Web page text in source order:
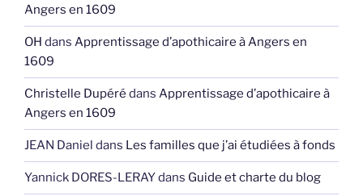
Angers en 1609
OH dans Apprentissage d’apothicaire à Angers en
1609
Christelle Dupéré dans Apprentissage d’apothicaire à
Angers en 1609
JEAN Daniel dans Les familles que j’ai étudiées à fonds
Yannick DORES-LERAYdans Guide et charte du blog